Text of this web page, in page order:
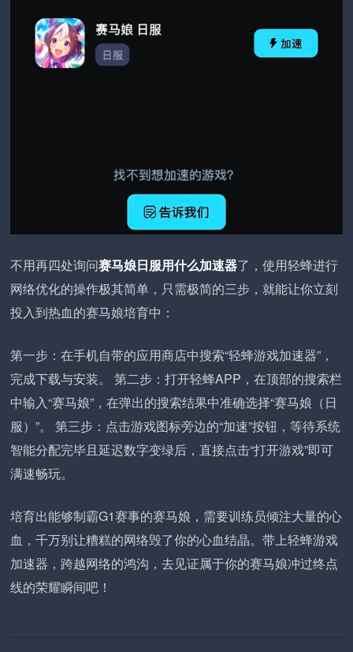
不用再四处询问赛马娘日服用什么加速器了，使用轻蜂进行
网络优化的操作极其简单，只需极简的三步，就能让你立刻
投入到热血的赛马娘培育中：
第一步：在手机自带的应用商店中搜索“轻蜂游戏加速器”，
完成下载与安装。 第二步：打开轻蜂APP，在顶部的搜索栏
中输入“赛马娘”，在弹出的搜索结果中准确选择“赛马娘（日
服）”。 第三步：点击游戏图标旁边的“加速”按钮，等待系统
智能分配完毕且延迟数字变绿后，直接点击“打开游戏”即可
满速畅玩。
培育出能够制霸G1赛事的赛马娘，需要训练员倾注大量的心
血，千万别让糟糕的网络毁了你的心血结晶。带上轻蜂游戏
加速器，跨越网络的鸿沟，去见证属于你的赛马娘冲过终点
线的荣耀瞬间吧！